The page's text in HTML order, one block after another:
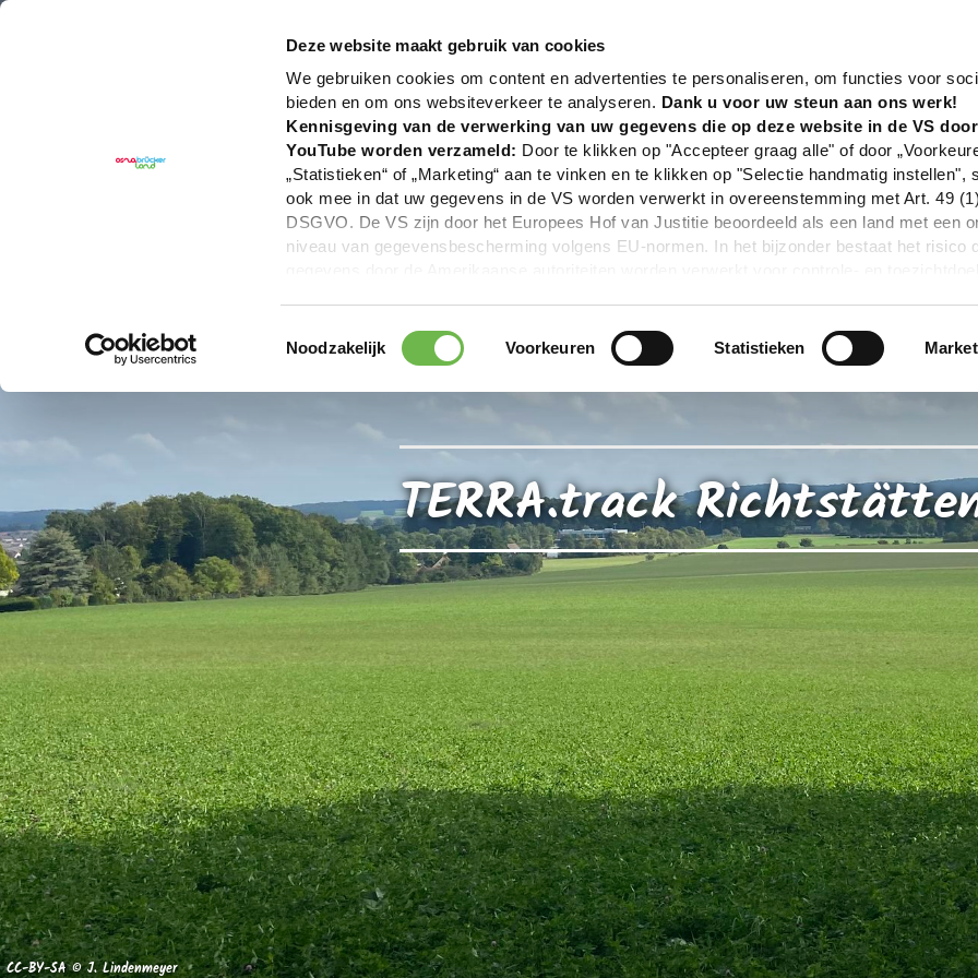
Deze website maakt gebruik van cookies
We gebruiken cookies om content en advertenties te personaliseren, om functies voor
bieden en om ons websiteverkeer te analyseren. Dank u voor uw steun aan ons werk!
Kennisgeving van de verwerking van uw gegevens die op deze website in de VS
YouTube worden verzameld: Door te klikken op "Accepteer graag alle" of door
„Statistieken“ of „Marketing“ aan te vinken en te klikken op "Selectie handmatig instellen",
ook mee in dat uw gegevens in de VS worden verwerkt in overeenstemming met Art. 49
DSGVO. De VS zijn door het Europees Hof van Justitie beoordeeld als een land met een
niveau van gegevensbescherming volgens EU-normen. In het bijzonder bestaat het risico
overdracht niet plaatsvinden. Voor meer informatie, zie onze privacyverklaring.
We geven u hier graag meer gedetailleerde informatie:
|Impressum
Toestemmingsselectie
Noodzakelijk Voorkeuren Statistieken
TERRA.track
CC-BY-SA © J. Lindenmeyer